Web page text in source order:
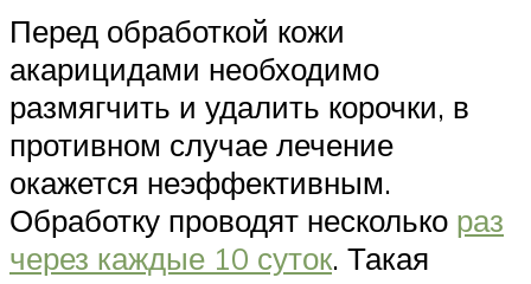
Перед обработкой кожи
акарицидами необходимо
размягчить и удалить корочки, в
противном случае лечение
окажется неэффективным.
Обработку проводят несколько раз
через каждые 10 суток. Такая